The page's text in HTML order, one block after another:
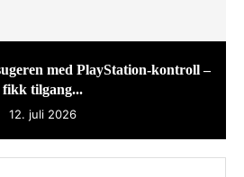
med PlayStation-kontroll –
fikk tilgang...
12. juli 2026